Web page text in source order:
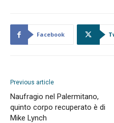
Facebook
Previous article
Naufragio nel Palermitano,
quinto corpo recuperato è di
Mike Lynch